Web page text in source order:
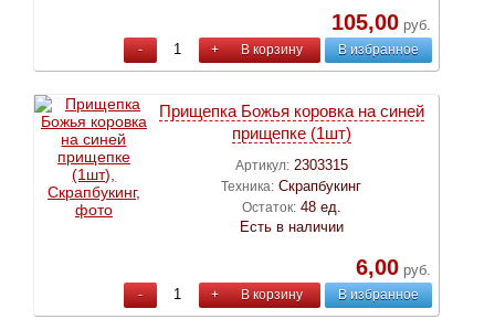
105,00руб.
- + В корзину В избранное
Прищепка Божья коровка на синей
прищепке (1шт)
Артикул: 2303315
Техника: Скрапбукинг
Остаток: 48 ед.
Есть в наличии
6,00руб.
- + В корзину В избранное